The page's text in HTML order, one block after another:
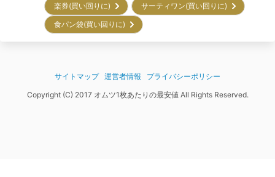
楽券(買い回りに)
サーティワン(買い回りに)
食パン袋(買い回りに)
サイトマップ 運営者情報
プライバシーポリシー
Copyright (C) 2017 オムツ1枚あたりの最安値 All Rights Reserved.